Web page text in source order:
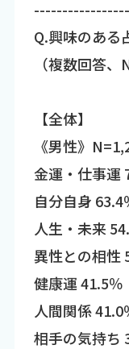
Q.興味のある
（複数回答、
【全体】
《男性》
金運・仕事運
自分自身 63.4
人生・未来
異性との相性
健康運 41.5％
人間関係 41.0
相手の気持ち